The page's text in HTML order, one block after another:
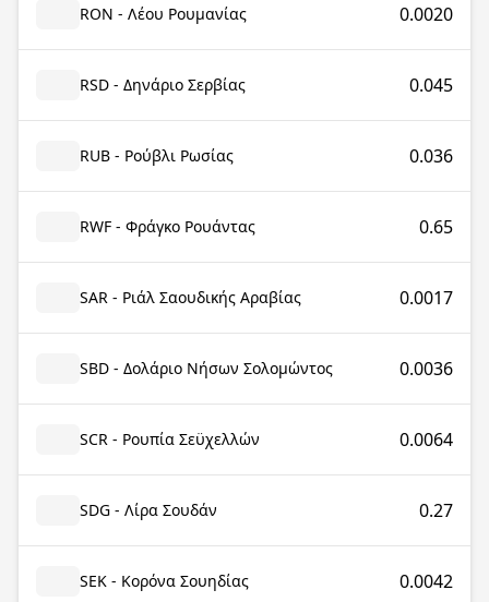
RON - Λέου Ρουμανίας 0.0020
RSD - Δηνάριο Σερβίας 0.045
RUB - Ρούβλι Ρωσίας 0.036
RWF - Φράγκο Ρουάντας 0.65
SAR - Ριάλ Σαουδικής Αραβίας 0.0017
SBD - Δολάριο Νήσων Σολομώντος 0.0036
SCR - Ρουπία Σεϋχελλών 0.0064
SDG - Λίρα Σουδάν 0.27
SEK - Κορόνα Σουηδίας 0.0042